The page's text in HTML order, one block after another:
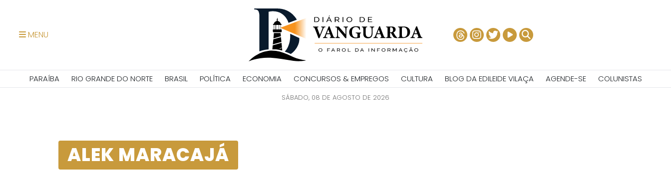
MENU
PARAÍBA RIO GRANDE DO NORTE BRASIL POLÍTICA ECONOMIA CONCURSOS & EMPREGOS CULTURA BLOG DA EDILEIDE VILAÇA AGENDE-SE COLUNISTAS
SÁBADO, 08 DE AGOSTO DE 2026
ALEK MARACAJÁ